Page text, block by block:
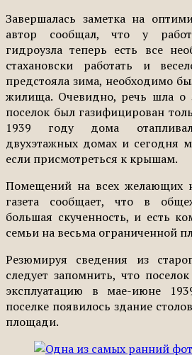
Завершалась заметка на
автор сообщал, что у
гидроузла теперь есть все
стахановски работать и
предстояла зима, необходимо
жилища. Очевидно, речь шла о
поселок был газифицирован
1939 году дома
двухэтажных домах и сегодня
если присмотреться к крышам.
Помещений на всех желающих
газета сообщает, что в
большая скученность, и есть
семьи на весьма ограниченной
Резюмируя сведения из
следует запомнить, что
эксплуатацию в мае-июне
поселке появилось здание
площади.